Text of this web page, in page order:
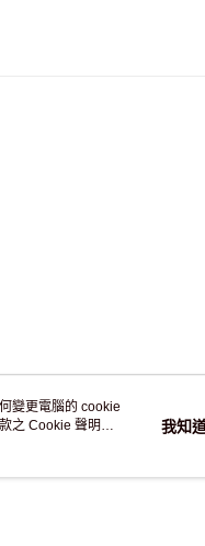
變更電腦的 cookie
之 Cookie 聲明使
我知